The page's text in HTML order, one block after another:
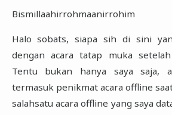
Bismillaahirrohmaanirrohim
Halo sobats, siapa sih di sini
dengan acara tatap muka setelah
‎Tentu bukan hanya saya saja,
termasuk penikmat acara offline
salahsatu acara offline yang saya